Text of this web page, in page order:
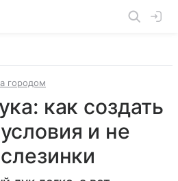
городом
как создать
и не